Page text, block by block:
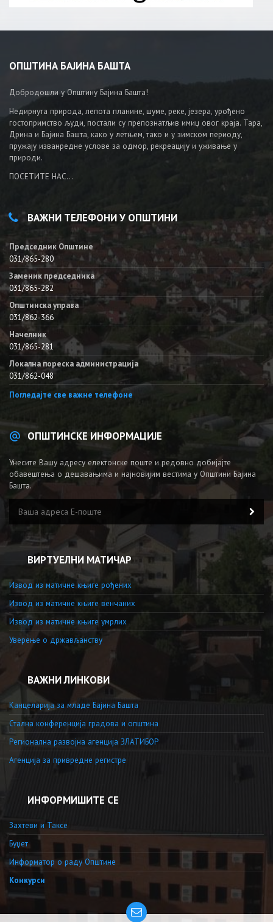
ОПШТИНА БАЈИНА БАШТА
Добродошли у Општину Бајина Башта!
Недирнута природа, лепота планине, шуме, реке, језера, урођено
гостопримство људи, постали су препознатљив имиџ овог краја. Тара,
Дрина и Бајина Башта, како у летњем, тако и у зимском периоду,
пружају изванредне услове за одмор, рекреацију и уживање у
природи.
ПОСЕТИТЕ НАС...
ВАЖНИ ТЕЛЕФОНИ У ОПШТИНИ
Председник Општине
031/865-280
Заменик председника
031/865-282
Општинска управа
031/862-366
Начелник
031/865-281
Локална пореска администрација
031/862-048
Погледајте све важне телефоне
ОПШТИНСКЕ ИНФОРМАЦИЈЕ
Унесите Вашу адресу електонске поште и редовно добијајте
обавештења о дешавањима и најновијим вестима у Општини Бајина
Башта.
ВИРТУЕЛНИ МАТИЧАР
Извод из матичне књиге рођених
Извод из матичне књиге венчаних
Извод из матичне књиге умрлих
Уверење о држављанству
ВАЖНИ ЛИНКОВИ
Канцеларија за младе Бајина Башта
Стална конференција градова и општина
Регионална развојна агенција ЗЛАТИБОР
Агенција за привредне регистре
ИНФОРМИШИТЕ СЕ
Захтеви и Таксе
Буџет
Информатор о раду Општине
Конкурси